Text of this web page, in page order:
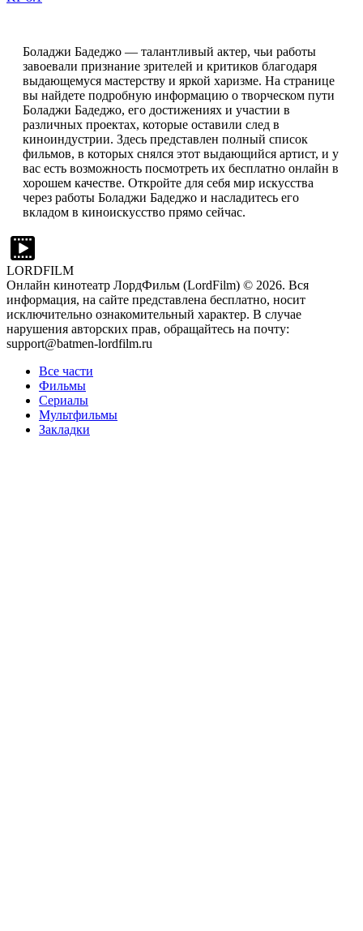
Боладжи Бадеджо — талантливый актер, чьи работы
завоевали признание зрителей и критиков благодаря
выдающемуся мастерству и яркой харизме. На странице
вы найдете подробную информацию о творческом пути
Боладжи Бадеджо, его достижениях и участии в
различных проектах, которые оставили след в
киноиндустрии. Здесь представлен полный список
фильмов, в которых снялся этот выдающийся артист, и у
вас есть возможность посмотреть их бесплатно онлайн в
хорошем качестве. Откройте для себя мир искусства
через работы Боладжи Бадеджо и насладитесь его
вкладом в киноискусство прямо сейчас.
LORDFILM
Онлайн кинотеатр ЛордФильм (LordFilm) © 2026. Вся
информация, на сайте представлена бесплатно, носит
исключительно ознакомительный характер. В случае
нарушения авторских прав, обращайтесь на почту:
support@batmen-lordfilm.ru
Все части
Фильмы
Сериалы
Мультфильмы
Закладки